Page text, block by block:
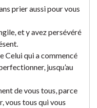
prier aussi pour vous
et y avez persévéré
Celui qui a commencé
jusqu’au
de vous tous, parce
vous tous qui vous